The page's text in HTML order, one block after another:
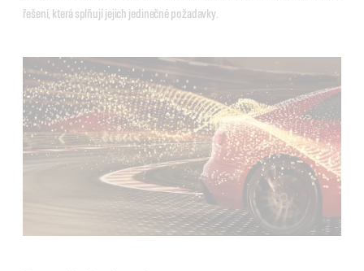
řešení, která splňují jejich jedinečné požadavky.